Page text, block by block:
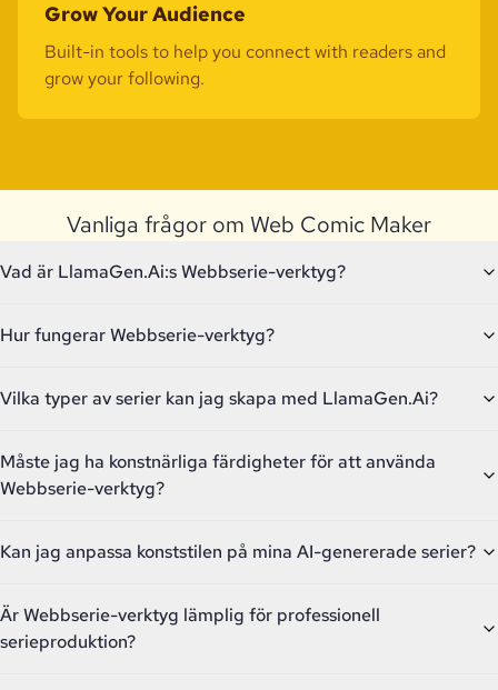
Grow Your Audience
Built-in tools to help you connect with readers and
grow your following.
Vanliga frågor om Web Comic Maker
Vad är LlamaGen.Ai:s Webbserie-verktyg?
Hur fungerar Webbserie-verktyg?
Vilka typer av serier kan jag skapa med LlamaGen.Ai?
Måste jag ha konstnärliga färdigheter för att använda
Webbserie-verktyg?
Kan jag anpassa konststilen på mina AI-genererade serier?
Är Webbserie-verktyg lämplig för professionell
serieproduktion?